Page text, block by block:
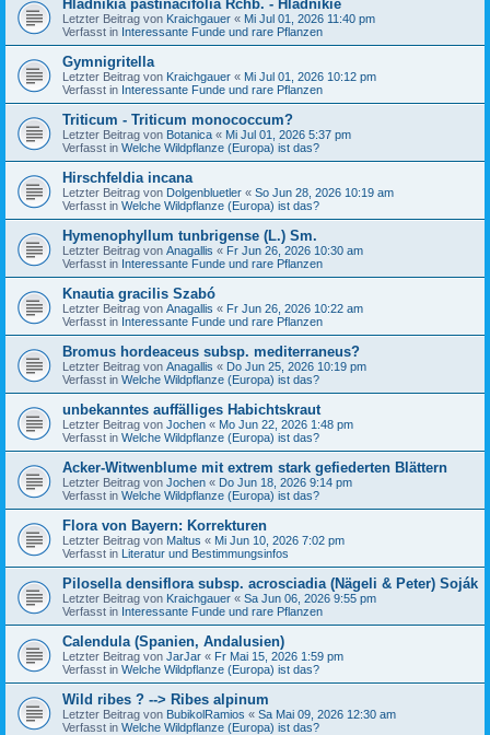
Hladnikia pastinacifolia Rchb. - Hladnikie
Letzter Beitrag von Kraichgauer « Mi Jul 01, 2026 11:40 pm
Verfasst in Interessante Funde und rare Pflanzen
Gymnigritella
Letzter Beitrag von Kraichgauer « Mi Jul 01, 2026 10:12 pm
Verfasst in Interessante Funde und rare Pflanzen
Triticum - Triticum monococcum?
Letzter Beitrag von Botanica « Mi Jul 01, 2026 5:37 pm
Verfasst in Welche Wildpflanze (Europa) ist das?
Hirschfeldia incana
Letzter Beitrag von Dolgenbluetler « So Jun 28, 2026 10:19 am
Verfasst in Welche Wildpflanze (Europa) ist das?
Hymenophyllum tunbrigense (L.) Sm.
Letzter Beitrag von Anagallis « Fr Jun 26, 2026 10:30 am
Verfasst in Interessante Funde und rare Pflanzen
Knautia gracilis Szabó
Letzter Beitrag von Anagallis « Fr Jun 26, 2026 10:22 am
Verfasst in Interessante Funde und rare Pflanzen
Bromus hordeaceus subsp. mediterraneus?
Letzter Beitrag von Anagallis « Do Jun 25, 2026 10:19 pm
Verfasst in Welche Wildpflanze (Europa) ist das?
unbekanntes auffälliges Habichtskraut
Letzter Beitrag von Jochen « Mo Jun 22, 2026 1:48 pm
Verfasst in Welche Wildpflanze (Europa) ist das?
Acker-Witwenblume mit extrem stark gefiederten Blättern
Letzter Beitrag von Jochen « Do Jun 18, 2026 9:14 pm
Verfasst in Welche Wildpflanze (Europa) ist das?
Flora von Bayern: Korrekturen
Letzter Beitrag von Maltus « Mi Jun 10, 2026 7:02 pm
Verfasst in Literatur und Bestimmungsinfos
Pilosella densiflora subsp. acrosciadia (Nägeli & Peter) Soják
Letzter Beitrag von Kraichgauer « Sa Jun 06, 2026 9:55 pm
Verfasst in Interessante Funde und rare Pflanzen
Calendula (Spanien, Andalusien)
Letzter Beitrag von JarJar « Fr Mai 15, 2026 1:59 pm
Verfasst in Welche Wildpflanze (Europa) ist das?
Wild ribes ? --> Ribes alpinum
Letzter Beitrag von BubikolRamios « Sa Mai 09, 2026 12:30 am
Verfasst in Welche Wildpflanze (Europa) ist das?